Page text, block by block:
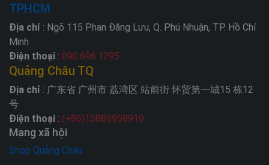
TPHCM
Địa chỉ : Ngõ 115 Phan Đăng Lưu, Q. Phú Nhuận, TP. Hồ Chí
Minh
Điện thoại : 090.696.1295
Quảng Châu TQ
Địa chỉ : 广东省 广州市 荔湾区 站前街 怀贸第一城15 栋12
号
Điện thoại : (+86)15889958919
Mạng xã hội
Shop Quảng Châu